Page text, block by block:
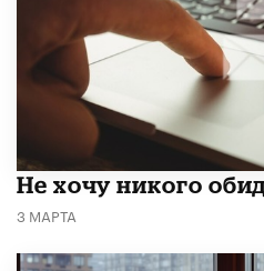
Не хочу никого
3 МАРТА